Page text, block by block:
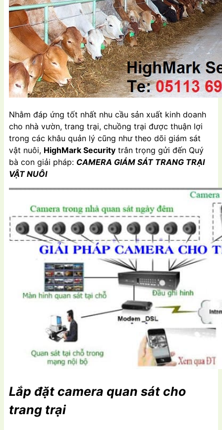
Nhằm đáp ứng tốt nhất nhu cầu sản xuất kinh doanh
cho nhà vườn, trang trại, chuồng trại được thuận lợi
trong các khâu quản lý cũng như theo dõi giám sát
vật nuôi, HighMark Security trân trọng gửi đến Quý
bà con giải pháp: CAMERA GIÁM SÁT TRANG TRẠI
VẬT NUÔI
Lắp đặt camera quan sát cho
trang trại